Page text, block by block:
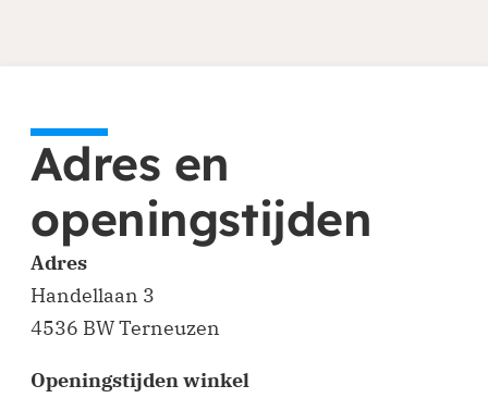
Adres en
openingstijden
Adres
Handellaan 3
4536 BW Terneuzen
Openingstijden winkel